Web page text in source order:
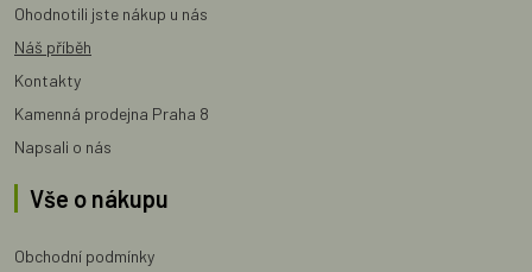
Ohodnotili jste nákup u nás
Náš příběh
Kontakty
Kamenná prodejna Praha 8
Napsali o nás
Vše o nákupu
Obchodní podmínky